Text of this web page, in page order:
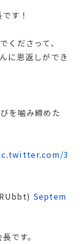
す！
くださって、
に恩返しができ
を噛み締めた
3
Septem
です。